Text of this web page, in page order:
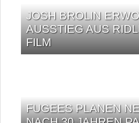
JOSH BROLIN
AUSSTIEG AUS
FILM
FUGEES PLANEN